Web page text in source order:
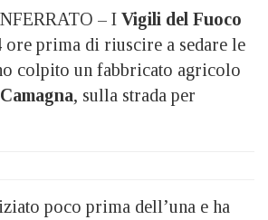
– I Vigili del Fuoco
ore prima di riuscire a sedare le
colpito un fabbricato agricolo
Camagna, sulla strada per
poco prima dell’una e ha